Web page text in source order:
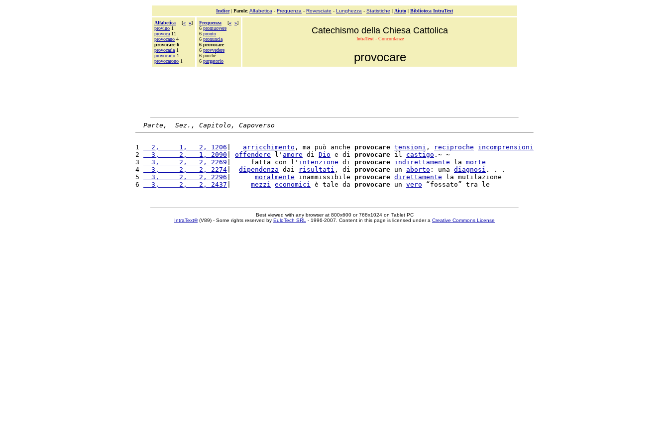
Indice| Parole: Alfabetica - Frequenza - Rovesciate - Lunghezza - Statistiche | Aiuto | Biblioteca IntraText
Alfabetica [« »]
provino 1
provoca 11
provocano 4
provocare 6
provocarla 1
provocarlo 1
provocarono 1
Frequenza [« »]
6 promuovere
6 pronto
6 pronuncia
6 provocare
6 provvedere
6 purché
6 purgatorio
Catechismo della Chiesa Cattolica
IntraText - Concordanze
provocare
Parte,  Sez., Capitolo, Capoverso
1
  2,     1,   2, 1206
arricchimento , ma può anche provocare tensioni , reciproche
incomprensioni
2
  3,     2,   1, 2090
offendere l' amore di Dio e di provocare il castigo .~ ~
3
  3,     2,   2, 2269
|     fatta con l' intenzione di provocare indirettamente la morte
4
  3,     2,   2, 2274
dipendenza dai risultati , di provocare un aborto : una diagnosi . . .
5
  3,     2,   2, 2296
moralmente inammissibile provocare direttamente la mutilazione
6
  3,     2,   2, 2437
mezzi economici è tale da provocare un vero
Best viewed with any browser at 800x600 or 768x1024 on Tablet PC
IntraText®(V89) - Some rights reserved by EuloTech SRL - 1996-2007. Content in this page is licensed under a Creative Commons License